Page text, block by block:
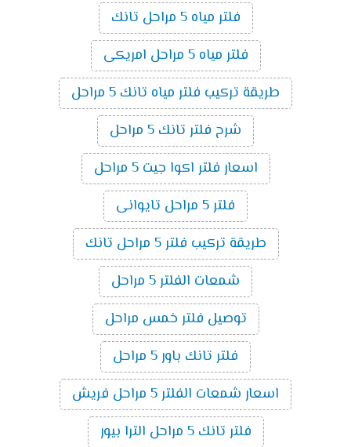
فلتر مياه 5 مراحل تانك
فلتر مياه 5 مراحل امريكى
طريقة تركيب فلتر مياه تانك 5 مراحل
شرح فلتر تانك 5 مراحل
اسعار فلتر اكوا جيت 5 مراحل
فلتر 5 مراحل تايوانى
طريقة تركيب فلتر 5 مراحل تانك
شمعات الفلتر 5 مراحل
توصيل فلتر خمس مراحل
فلتر تانك باور 5 مراحل
اسعار شمعات الفلتر 5 مراحل فريش
فلتر تانك 5 مراحل الترا بيور